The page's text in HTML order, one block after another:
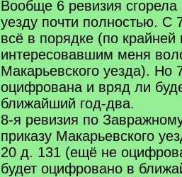
Вообще 6 ревизия
уезду почти полностью. С
всё в порядке (по крайней
интересовавшим меня
Макарьевского уезда). Но
оцифрована и вряд ли
ближайший год-два.
8-я ревизия по
приказу Макарьевского
20 д. 131 (ещё не
будет оцифровано в